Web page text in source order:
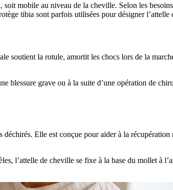
mobile au niveau de la cheville. Selon les
tibia sont parfois utilisées pour désigner l’attelle
soutient la rotule, amortit les chocs lors de la
blessure grave ou à la suite d’une opération de
Elle est conçue pour aider à la récupération
l’attelle de cheville se fixe à la base du mollet à